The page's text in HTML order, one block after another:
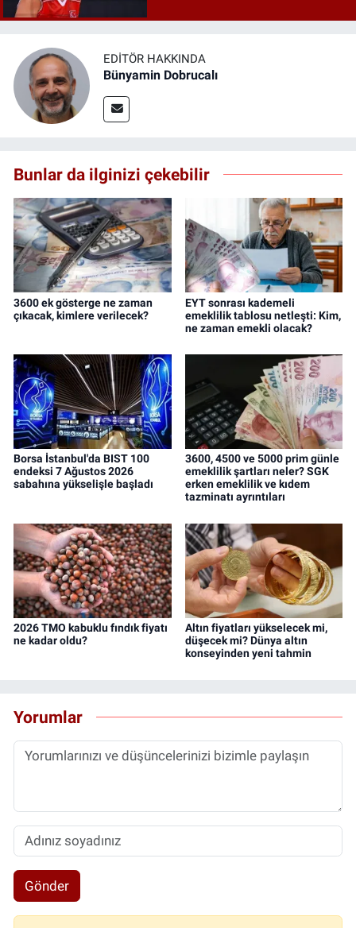
EDITÖR HAKKINDA
Bünyamin Dobrucalı
Bunlar da ilginizi çekebilir
3600 ek gösterge ne zaman
çıkacak, kimlere verilecek?
EYT sonrası kademeli
emeklilik tablosu netleşti: Kim,
ne zaman emekli olacak?
Borsa İstanbul'da BIST 100
endeksi 7 Ağustos 2026
sabahına yükselişle başladı
3600, 4500 ve 5000 prim günle
emeklilik şartları neler? SGK
erken emeklilik ve kıdem
tazminatı ayrıntıları
2026 TMO kabuklu fındık fiyatı
ne kadar oldu?
Altın fiyatları yükselecek mi,
düşecek mi? Dünya altın
konseyinden yeni tahmin
Yorumlar
Gönder